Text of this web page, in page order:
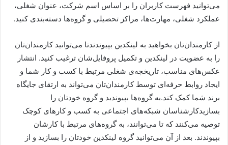
می‌توانید فهرست کاربران را بر اساس اسم شرکت، عنوان شغلی،
عملکرد شغلی، مهارت‌ها، مراکز تحصیلی و گروه‌ها دسته‌بندی کنید.
از کارمندان‌تان بخواهید به لینکدین بپیوندندتا می‌توانید کارمندان‌تان
را به عضویت در لینکدین و تکمیل پروفایل‌شان ترغیب کنید. انتشار
عکس‌های مناسب، تاریخچه‌ی شغلی مرتبط با کسب و کار شما و
ایجاد روابط حرفه‌ای توسط کارمندان‌تان می‌تواند به ارتقای جایگاه
برند شما کمک کند.به گروه‌ها بپیوندید و گروه خودتان را
بسازیدکارشناسان شبکه‌های اجتماعی به کسب و کارهای کوچک
توصیه می‌کنند که تا می‌توانند، به گروه‌های مرتبط با کارشان
بپیوندند. بعد از آن می‌توانید گروه لینکدین خودتان را بسازید و از